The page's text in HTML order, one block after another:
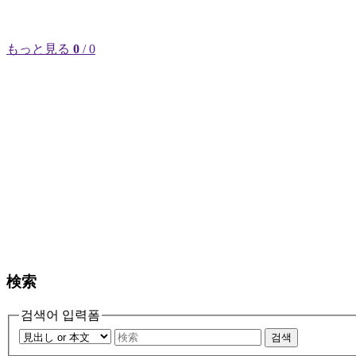
もっと見る 0 / 0
検索
검색어 입력폼
검색